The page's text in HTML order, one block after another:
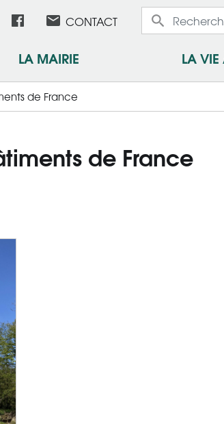
Réseaux
sociaux
CONTACT
LA MAIRIE LA
de France
de France